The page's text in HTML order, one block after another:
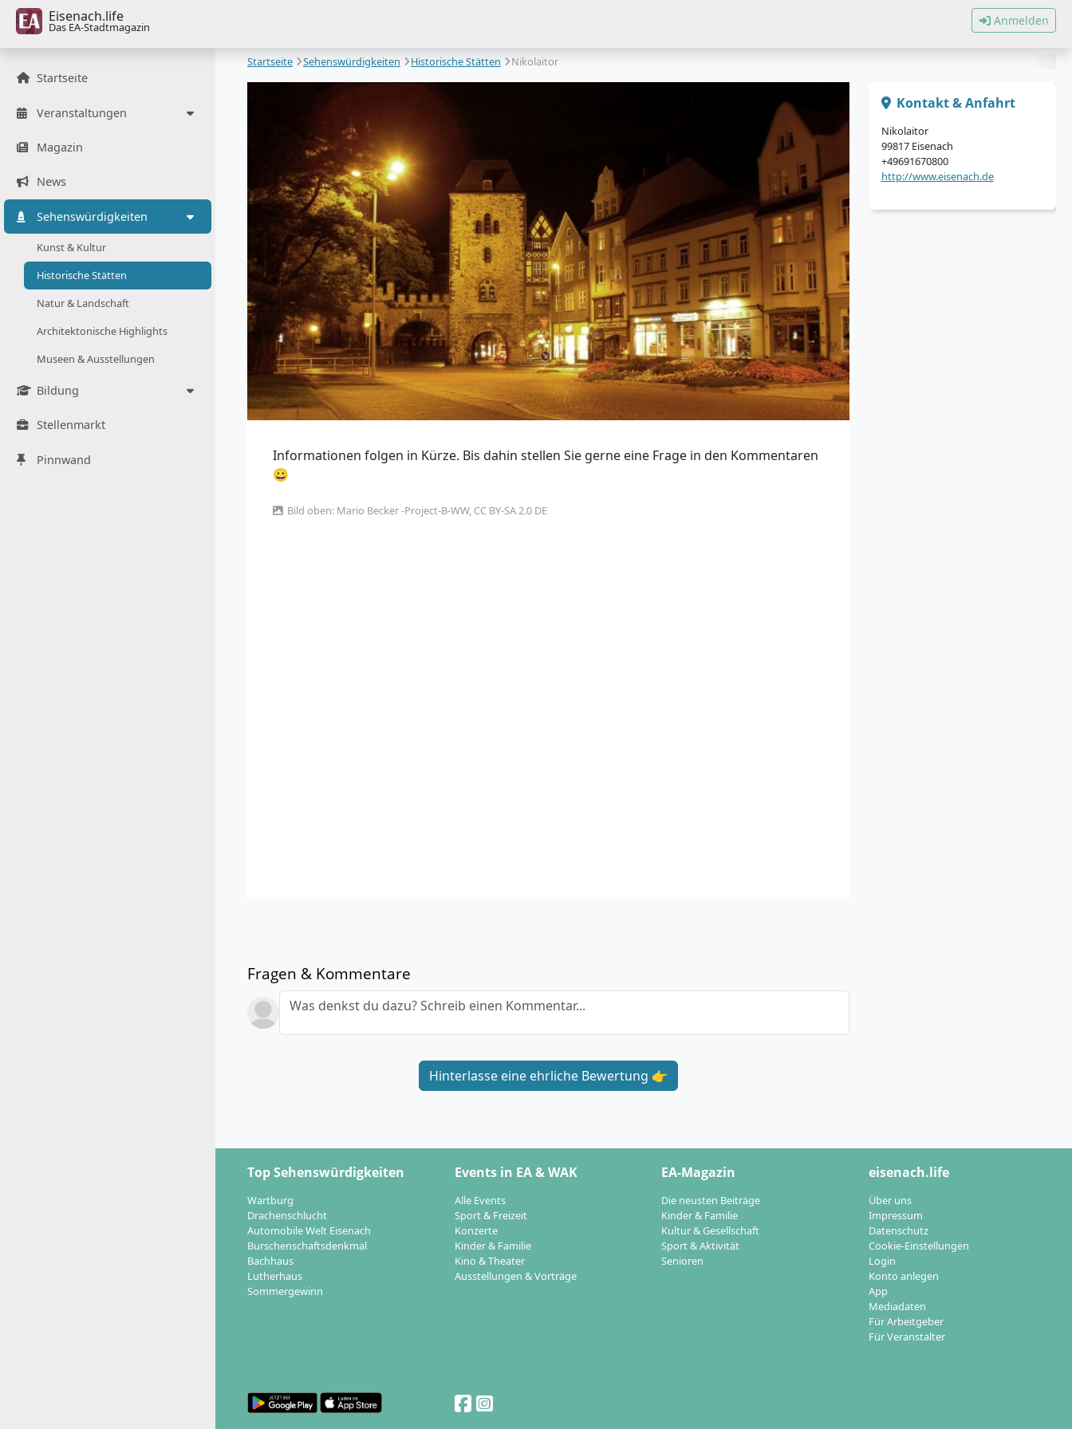
Eisenach.life
Das EA-Stadtmagazin Anmelden
Startseite
Veranstaltungen
Magazin
News
Sehenswürdigkeiten
Kunst & Kultur
Historische Stätten
Natur & Landschaft
Architektonische Highlights
Museen & Ausstellungen
Bildung
Stellenmarkt
Pinnwand
Startseite Sehenswürdigkeiten Historische Stätten Nikolaitor
Informationen folgen in Kürze. Bis dahin stellen Sie gerne eine Frage in den Kommentaren
😀
Bild oben: Mario Becker -Project-B-WW, CC BY-SA 2.0 DE
Fragen & Kommentare
Was denkst du dazu? Schreib einen Kommentar...
Hinterlasse eine ehrliche Bewertung 👉
Kontakt & Anfahrt
Nikolaitor
99817 Eisenach
+49691670800
http://www.eisenach.de
Top Sehenswürdigkeiten
Wartburg
Drachenschlucht
Automobile Welt Eisenach
Burschenschaftsdenkmal
Bachhaus
Lutherhaus
Sommergewinn
Events in EA & WAK
Alle Events
Sport & Freizeit
Konzerte
Kinder & Familie
Kino & Theater
Ausstellungen & Vorträge
EA-Magazin
Die neusten Beiträge
Kinder & Familie
Kultur & Gesellschaft
Sport & Aktivität
Senioren
eisenach.life
Über uns
Impressum
Datenschutz
Cookie-Einstellungen
Login
Konto anlegen
App
Mediadaten
Für Arbeitgeber
Für Veranstalter